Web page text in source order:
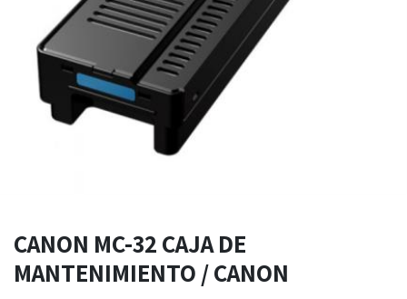
CANON MC-32 CAJA DE
MANTENIMIENTO / CANON